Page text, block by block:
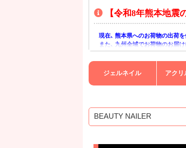
【令和8年熊本地震
現在､ 熊本県へのお荷物の出荷
また､ 九州全域でお荷物のお届
ご不便をおかけいたしますが､
ジェルネイル アクリ